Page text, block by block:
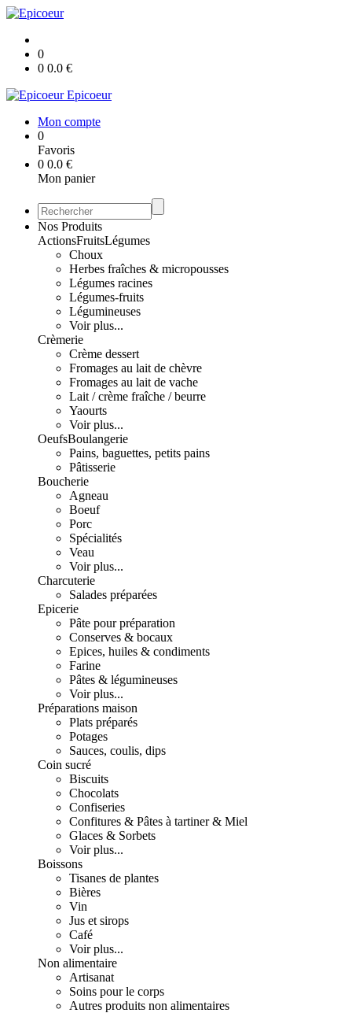
0
0 0.0 €
Epicoeur
Mon compte
0
Favoris
0 0.0 €
Mon panier
Nos Produits
ActionsFruitsLégumes
Choux
Herbes fraîches & micropousses
Légumes racines
Légumes-fruits
Légumineuses
Voir plus...
Crèmerie
Crème dessert
Fromages au lait de chèvre
Fromages au lait de vache
Lait / crème fraîche / beurre
Yaourts
Voir plus...
OeufsBoulangerie
Pains, baguettes, petits pains
Pâtisserie
Boucherie
Agneau
Boeuf
Porc
Spécialités
Veau
Voir plus...
Charcuterie
Salades préparées
Epicerie
Pâte pour préparation
Conserves & bocaux
Epices, huiles & condiments
Farine
Pâtes & légumineuses
Voir plus...
Préparations maison
Plats préparés
Potages
Sauces, coulis, dips
Coin sucré
Biscuits
Chocolats
Confiseries
Confitures & Pâtes à tartiner & Miel
Glaces & Sorbets
Voir plus...
Boissons
Tisanes de plantes
Bières
Vin
Jus et sirops
Café
Voir plus...
Non alimentaire
Artisanat
Soins pour le corps
Autres produits non alimentaires